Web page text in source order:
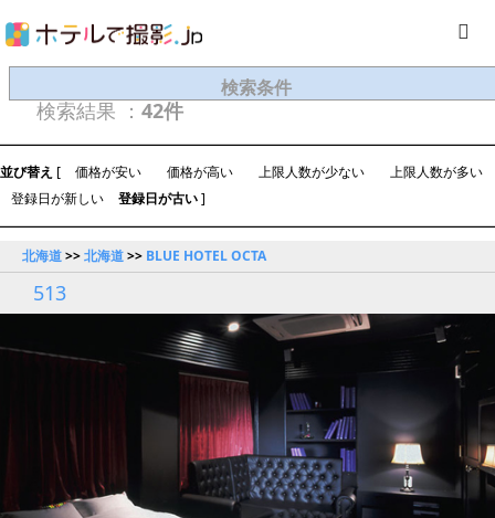
検索条件
検索結果 ： 42件
並び替え [ 価格が安い 価格が高い 上限人数が少ない
上限人数が多い
登録日が新しい
登録日が古い]
北海道>>北海道>> BLUE HOTEL OCTA
513